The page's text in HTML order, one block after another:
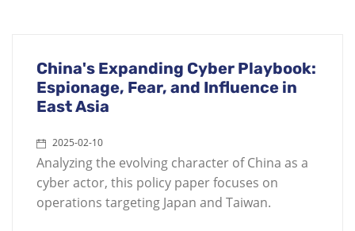
China's Expanding Cyber Playbook:
Espionage, Fear, and Influence in
East Asia
2025-02-10
Analyzing the evolving character of China as a
cyber actor, this policy paper focuses on
operations targeting Japan and Taiwan.